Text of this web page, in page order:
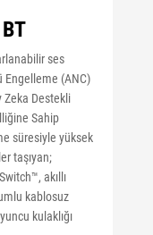
ses
Engelleme (ANC)
Zeka Destekli
Sahip
süresiyle yüksek
taşıyan;
akıllı
kablosuz
kulaklığı